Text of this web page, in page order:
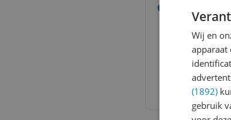
Orijen Whole
Kitten - Kip
Type
v.a. €
7
Ga naar
Wij en
apparaat
(1892)
gebruik